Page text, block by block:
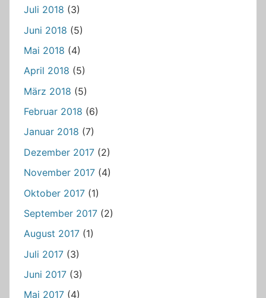
Juli 2018 (3)
Juni 2018 (5)
Mai 2018 (4)
April 2018 (5)
März 2018 (5)
Februar 2018 (6)
Januar 2018 (7)
Dezember 2017 (2)
November 2017 (4)
Oktober 2017 (1)
September 2017 (2)
August 2017 (1)
Juli 2017 (3)
Juni 2017 (3)
Mai 2017 (4)